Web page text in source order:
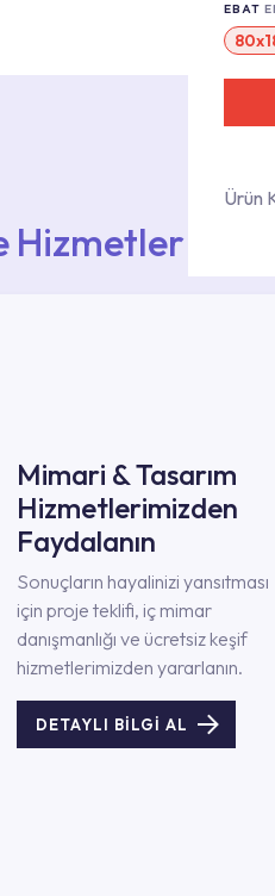
EBAT
Ürün
Hizmetler
Mimari & Tasarım
Hizmetlerimizden
Faydalanın
Sonuçların hayalinizi yansıtması
için proje teklifi, iç mimar
danışmanlığı ve ücretsiz keşif
hizmetlerimizden yararlanın.
DETAYLI BİLGİ AL